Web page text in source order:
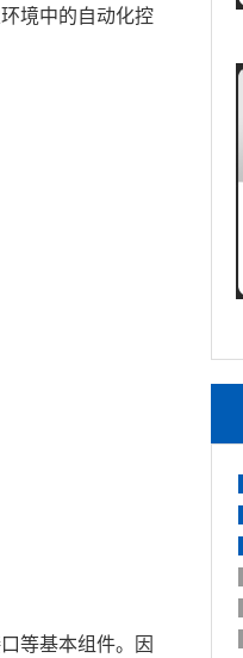
境中的自动化控
等基本组件。因